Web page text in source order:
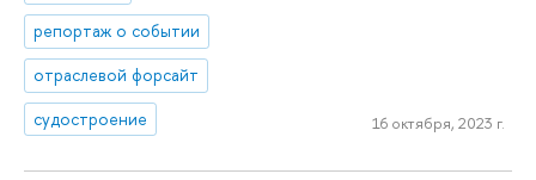
репортаж о событии
отраслевой форсайт
судостроение
16 октября, 2023 г.